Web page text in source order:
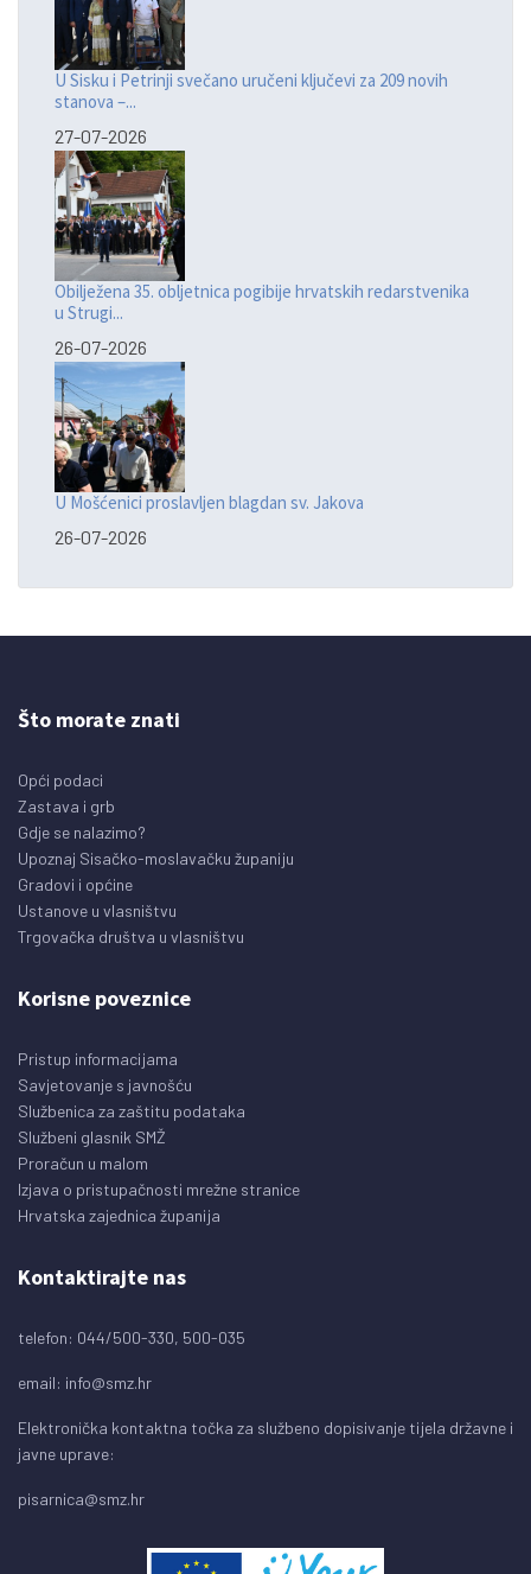
U Sisku i Petrinji svečano uručeni ključevi za 209 novih
stanova –...
27-07-2026
Obilježena 35. obljetnica pogibije hrvatskih redarstvenika
u Strugi...
26-07-2026
U Mošćenici proslavljen blagdan sv. Jakova
26-07-2026
Što morate znati
Opći podaci
Zastava i grb
Gdje se nalazimo?
Upoznaj Sisačko-moslavačku županiju
Gradovi i općine
Ustanove u vlasništvu
Trgovačka društva u vlasništvu
Korisne poveznice
Pristup informacijama
Savjetovanje s javnošću
Službenica za zaštitu podataka
Službeni glasnik SMŽ
Proračun u malom
Izjava o pristupačnosti mrežne stranice
Hrvatska zajednica županija
Kontaktirajte nas
telefon: 044/500-330, 500-035
email: info@smz.hr
Elektronička kontaktna točka za službeno dopisivanje tijela državne i
javne uprave:
pisarnica@smz.hr